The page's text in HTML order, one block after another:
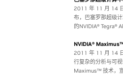
2011 年 11 月 14
布，巴塞罗那超级
的NVIDIA® Tegra®
NVIDIA®
2011 年 11 月 14
行复杂的分析与可
Maximus™ 技术，